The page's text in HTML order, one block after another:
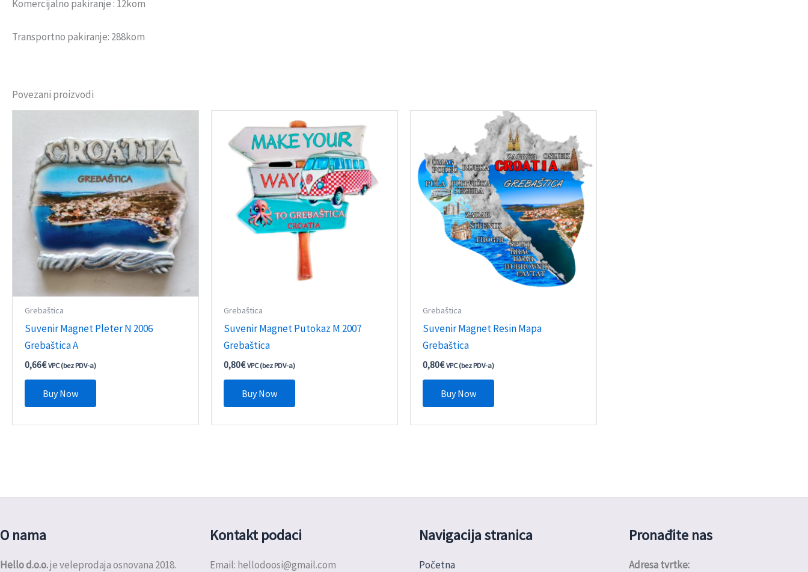
Komercijalno pakiranje : 12kom
Transportno pakiranje: 288kom
Povezani proizvodi
Grebaštica
Suvenir Magnet Pleter N 2006
Grebaštica A
0,66€ VPC (bez PDV-a)
Buy Now
Grebaštica
Suvenir Magnet Putokaz M 2007
Grebaštica
0,80€ VPC (bez PDV-a)
Buy Now
Grebaštica
Suvenir Magnet Resin Mapa
Grebaštica
0,80€ VPC (bez PDV-a)
Buy Now
O nama
Hello d.o.o.je veleprodaja osnovana 2018.
Kontakt podaci
Email: hellodoosi@gmail.com
Navigacija stranica
Početna
Pronađite nas
Adresa tvrtke: